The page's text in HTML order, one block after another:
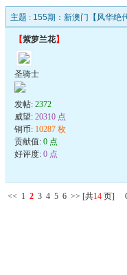
主题 : 155期：新澳门【风华绝
【紫萝兰花】
圣骑士
发帖: 2372
威望: 20310 点
铜币: 10287 枚
贡献值: 0 点
好评度: 0 点
<< 1 2 3 4 5 6 >> [共14 页]